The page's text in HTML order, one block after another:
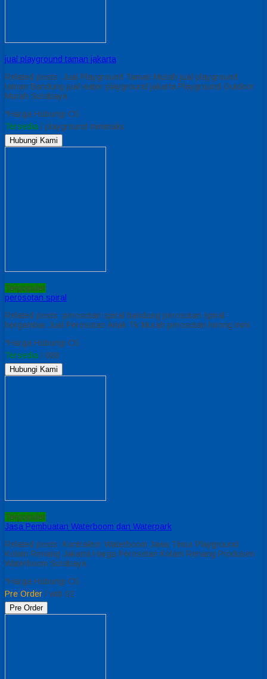
jual playground taman jakarta
Related posts: Jual Playground Taman Murah jual playground
taman Bandung jual water playground jakarta Playground Outdoor
Murah Surabaya
*Harga Hubungi CS
Tersedia / playground minimalis
Hubungi Kami
Terpopuler
perosotan spiral
Related posts: perosotan spiral bandung perosotan spiral
bergambar Jual Perosotan Anak Tk Murah perosotan lorong mini
*Harga Hubungi CS
Tersedia / 088
Hubungi Kami
Terpopuler
Jasa Pembuatan Waterboom dan Waterpark
Related posts: Kontraktor Waterboom Jawa Timur Playground
Kolam Renang Jakarta Harga Perosotan Kolam Renang Produsen
Waterboom Surabaya
*Harga Hubungi CS
Pre Order / wtb 02
Pre Order